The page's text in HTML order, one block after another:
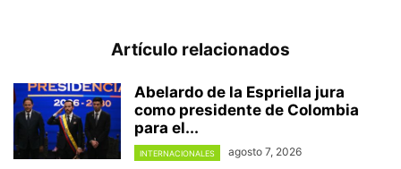
Artículo relacionados
Abelardo de la Espriella jura
como presidente de Colombia
para el...
INTERNACIONALES agosto 7, 2026